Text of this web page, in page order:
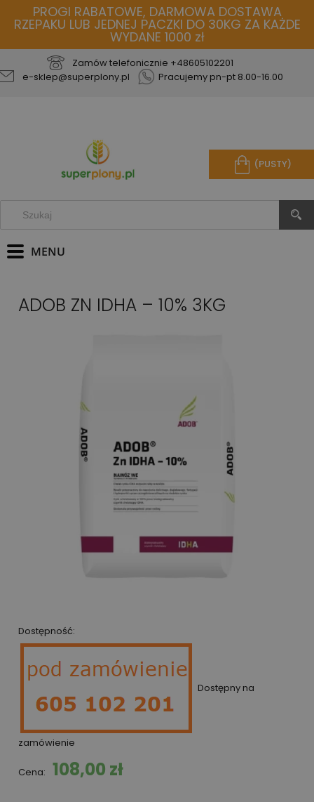
PROGI RABATOWE, DARMOWA DOSTAWA
RZEPAKU LUB JEDNEJ PACZKI DO 30KG ZA KAŻDE
WYDANE 1000 zł
Zamów telefonicznie +48605102201
e-sklep@superplony.pl
Pracujemy pn-pt 8.00-16.00
(PUSTY)
ADOB ZN IDHA – 10% 3KG
Dostępność:
Dostępny na
zamówienie
Cena: 108,00 zł